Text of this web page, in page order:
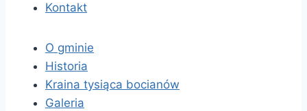
Kontakt
O gminie
Historia
Kraina tysiąca bocianów
Galeria